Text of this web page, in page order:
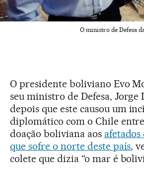
O ministro de Defesa
O presidente boliviano Evo
seu ministro de Defesa, Jorge
depois que este causou um
diplomático com o Chile
doação boliviana aos
que sofre o norte deste país,
colete que dizia “o mar é